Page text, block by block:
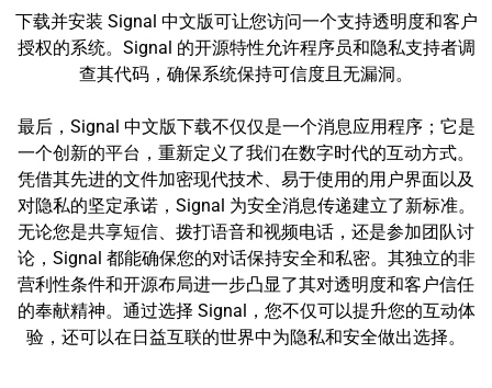
下载并安装 Signal 中文版可让您访问一个支持透明度和客户
授权的系统。Signal 的开源特性允许程序员和隐私支持者调
查其代码，确保系统保持可信度且无漏洞。
最后，Signal 中文版下载不仅仅是一个消息应用程序；它是
一个创新的平台，重新定义了我们在数字时代的互动方式。
凭借其先进的文件加密现代技术、易于使用的用户界面以及
对隐私的坚定承诺，Signal 为安全消息传递建立了新标准。
无论您是共享短信、拨打语音和视频电话，还是参加团队讨
论，Signal 都能确保您的对话保持安全和私密。其独立的非
营利性条件和开源布局进一步凸显了其对透明度和客户信任
的奉献精神。通过选择 Signal，您不仅可以提升您的互动体
验，还可以在日益互联的世界中为隐私和安全做出选择。